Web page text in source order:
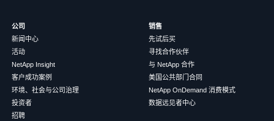
公司
新闻中心
活动
NetApp Insight
客户成功案例
环境、社会与公司治理
投资者
招聘
销售
先试后买
寻找合作伙伴
与 NetApp 合作
美国公共部门合同
NetApp OnDemand 消费模式
数据远见者中心